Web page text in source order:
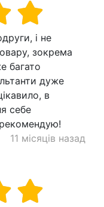
і не
зокрема
багато
дуже
в
себе
11 місяців назад